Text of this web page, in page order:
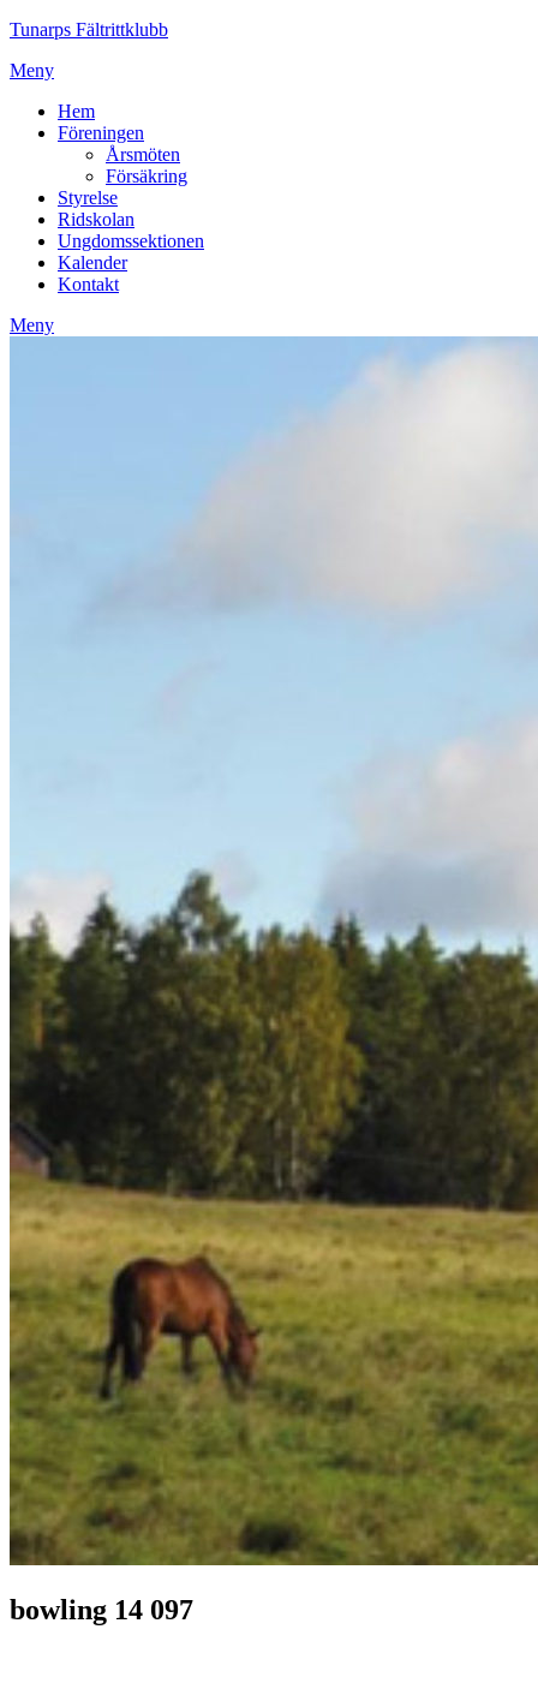
Tunarps Fältrittklubb
Meny
Hem
Föreningen
Årsmöten
Försäkring
Styrelse
Ridskolan
Ungdomssektionen
Kalender
Kontakt
Meny
bowling 14 097